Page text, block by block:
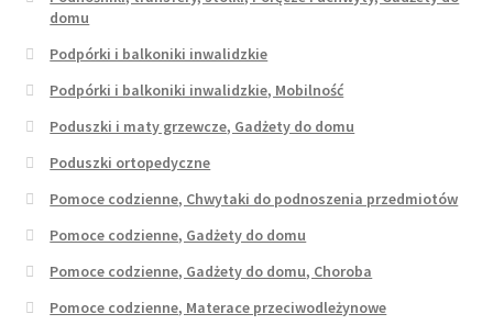
domu
Podpórki i balkoniki inwalidzkie
Podpórki i balkoniki inwalidzkie, Mobilność
Poduszki i maty grzewcze, Gadżety do domu
Poduszki ortopedyczne
Pomoce codzienne, Chwytaki do podnoszenia przedmiotów
Pomoce codzienne, Gadżety do domu
Pomoce codzienne, Gadżety do domu, Choroba
Pomoce codzienne, Materace przeciwodleżynowe